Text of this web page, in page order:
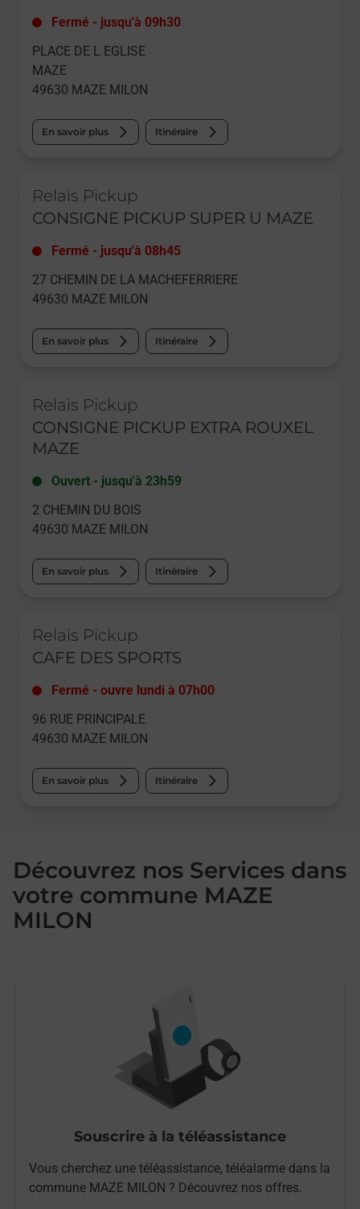
Fermé - jusqu'à 09h30
PLACE DE L EGLISE
MAZE
49630 MAZE MILON
En savoir plus Itinéraire
Relais Pickup
CONSIGNE PICKUP SUPER U MAZE
Fermé - jusqu'à 08h45
27 CHEMIN DE LA MACHEFERRIERE
49630 MAZE MILON
En savoir plus Itinéraire
Relais Pickup
CONSIGNE PICKUP EXTRA ROUXEL
MAZE
Ouvert - jusqu'à 23h59
2 CHEMIN DU BOIS
49630 MAZE MILON
En savoir plus Itinéraire
Relais Pickup
CAFE DES SPORTS
Fermé - ouvre lundi à 07h00
96 RUE PRINCIPALE
49630 MAZE MILON
En savoir plus Itinéraire
Découvrez nos Services dans
votre commune MAZE
MILON
Souscrire à la téléassistance
Vous cherchez une téléassistance, téléalarme dans la
commune MAZE MILON ? Découvrez nos offres.